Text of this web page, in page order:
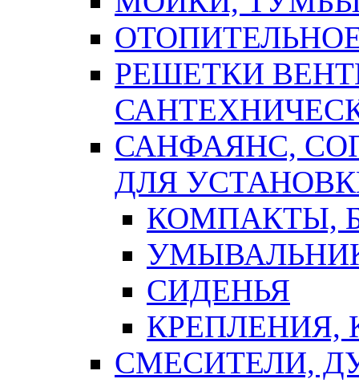
РЕШЕТКИ
САНФАЯНС,
ДЛЯ
КОМПАКТЫ,
СИДЕНЬЯ
СМЕСИТЕЛИ,